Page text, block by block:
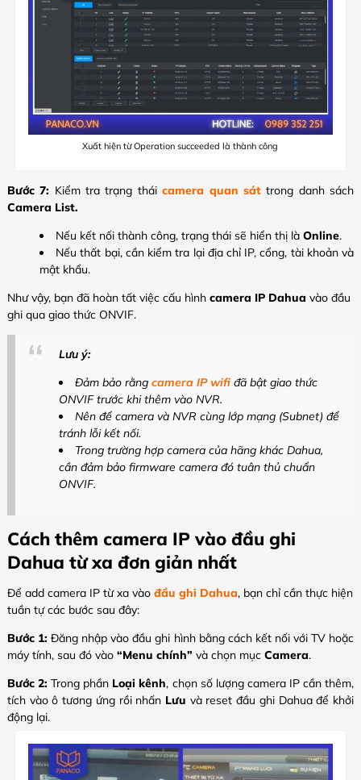
Xuất hiện từ Operation succeeded là thành công
Bước 7: Kiểm tra trạng tháicamera quan sáttrong danh sách
Camera List.
Nếu kết nối thành công, trạng thái sẽ hiển thị là Online.
Nếu thất bại, cần kiểm tra lại địa chỉ IP, cổng, tài khoản và
mật khẩu.
Như vậy, bạn đã hoàn tất việc cấu hình camera IP Dahua vào đầu
ghi qua giao thức ONVIF.
Lưu ý:
Đảm bảo rằng camera IP wifi đã bật giao thức
ONVIF trước khi thêm vào NVR.
Nên để camera và NVR cùng lớp mạng (Subnet) để
tránh lỗi kết nối.
Trong trường hợp camera của hãng khác Dahua,
cần đảm bảo firmware camera đó tuân thủ chuẩn
ONVIF.
Cách thêm camera IP vào đầu ghi
Dahua từ xa đơn giản nhất
Để add camera IP từ xa vào đầu ghi Dahua, bạn chỉ cần thực hiện
tuần tự các bước sau đây:
Bước 1: Đăng nhập vào đầu ghi hình bằng cách kết nối với TV hoặc
máy tính, sau đó vào “Menu chính” và chọn mục Camera.
Bước 2: Trong phần Loại kênh, chọn số lượng camera IP cần thêm,
tích vào ô tương ứng rồi nhấn Lưu và reset đầu ghi Dahua để khởi
động lại.